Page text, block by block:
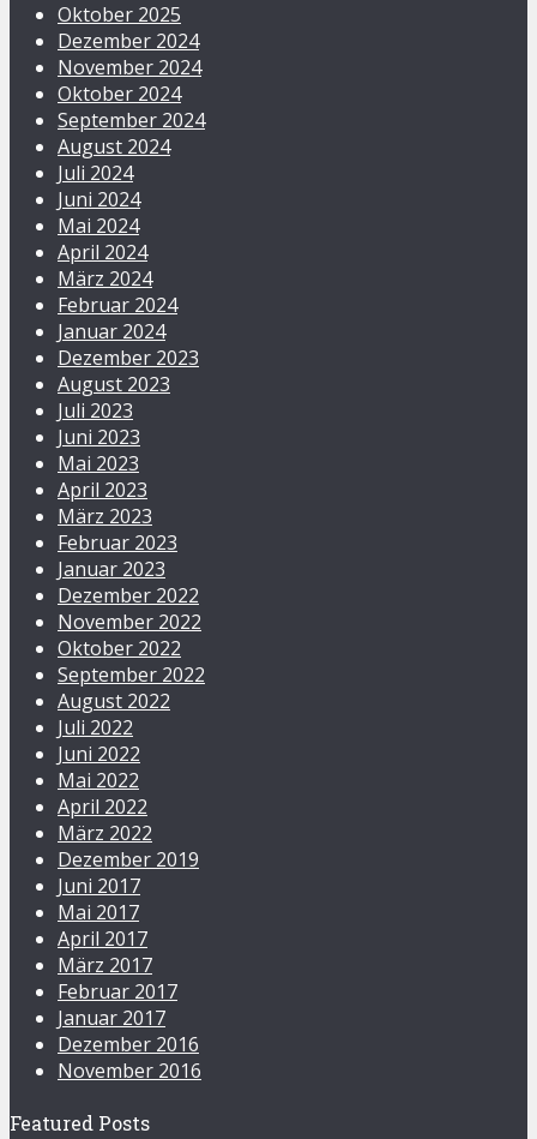
Oktober 2025
Dezember 2024
November 2024
Oktober 2024
September 2024
August 2024
Juli 2024
Juni 2024
Mai 2024
April 2024
März 2024
Februar 2024
Januar 2024
Dezember 2023
August 2023
Juli 2023
Juni 2023
Mai 2023
April 2023
März 2023
Februar 2023
Januar 2023
Dezember 2022
November 2022
Oktober 2022
September 2022
August 2022
Juli 2022
Juni 2022
Mai 2022
April 2022
März 2022
Dezember 2019
Juni 2017
Mai 2017
April 2017
März 2017
Februar 2017
Januar 2017
Dezember 2016
November 2016
Featured Posts